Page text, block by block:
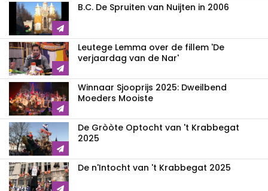
B.C. De Spruiten van Nuijten in 2006
Leutege Lemma over de fillem 'De
verjaardag van de Nar'
Winnaar Sjooprijs 2025: Dweilbend
Moeders Mooiste
De Gròòte Optocht van 't Krabbegat
2025
De n'Intocht van 't Krabbegat 2025